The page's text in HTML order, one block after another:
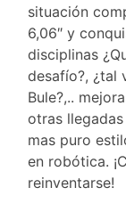
situación
6,06″ y
disciplinas
desafío?, ¿tal
Bule?,..
otras
mas puro
en robótica.
reinventarse!